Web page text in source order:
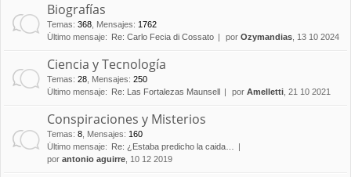
Biografías
Temas: 368 Mensajes: 1762
Último mensaje:
Re: Carlo Fecia di Cossato por Ozymandias , 13 10 2024
Ciencia y Tecnología
Temas: 28 Mensajes: 250
Último mensaje:
Re: Las Fortalezas Maunsell por Amelletti , 21 10 2021
Conspiraciones y Misterios
Temas: 8 Mensajes: 160
Último mensaje:
Re: ¿Estaba predicho la caida…
por antonio aguirre , 10 12 2019